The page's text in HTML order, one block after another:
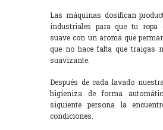
Las máquinas dosifican
industriales para que tu ropa
suave con un aroma que
que no hace falta que traigas
suavizante.
Después de cada lavado
higieniza de forma
siguiente persona la
condiciones.